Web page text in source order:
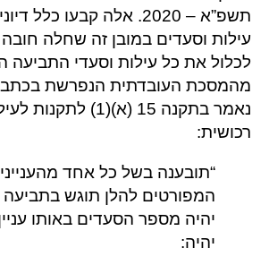
תשפ”א – 2020. אלה קבעו כלל
עילות וסעדים במובן זה שחלה חובה
לכלול את כל עילות וסעדי התביעה
מהמסכת העובדתית הנפרשת בכתב
נאמר בתקנה 15 (א)(1)
רכושית:
“תובענה בשל כל אחד
המפורטים להלן תוגש
יהיה מספר הסעדים באותו
יהיה: